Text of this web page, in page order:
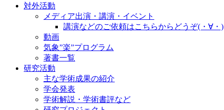
対外活動
メディア出演・講演・イベント
講演などのご依頼はこちらからどうぞ(・∀・)
動画
気象”楽”プログラム
著書一覧
研究活動
主な学術成果の紹介
学会発表
学術解説・学術書評など